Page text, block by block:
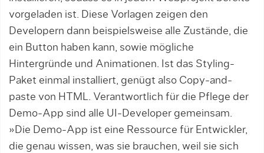
vorgeladen ist. Diese Vor­lagen zeigen den
Developern dann bei­­spielsweise alle Zustände, die
ein Button haben kann, sowie mögliche
Hintergründe und Animationen. Ist das Styling-
Paket einmal installiert, genügt also Copy-and-
paste von HTML. Verantwortlich für die Pflege der
Demo-App sind alle UI-­De­ve­loper gemeinsam.
»Die Demo-App ist eine Ressource für Entwickler,
die genau wissen, was sie brauchen, weil sie sich